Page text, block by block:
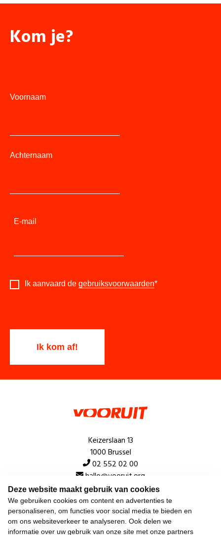
Deze website maakt gebruik van cookies
We gebruiken cookies om content en advertenties te
personaliseren, om functies voor social media te bieden en
om ons websiteverkeer te analyseren. Ook delen we
informatie over uw gebruik van onze site met onze partners
Kom je?
Voornaam
Achternaam
E-mail
Ik aanvaard de gebruiksvoorwaarden*
Keizerslaan 13
1000 Brussel
02 552 02 00
hallo@vooruit.org
Snel
Over de beweging